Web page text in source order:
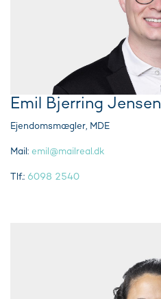
Emil Bjerring Jensen
Ejendomsmægler, MDE
Mail: emil@mailreal.dk
Tlf.: 6098 2540